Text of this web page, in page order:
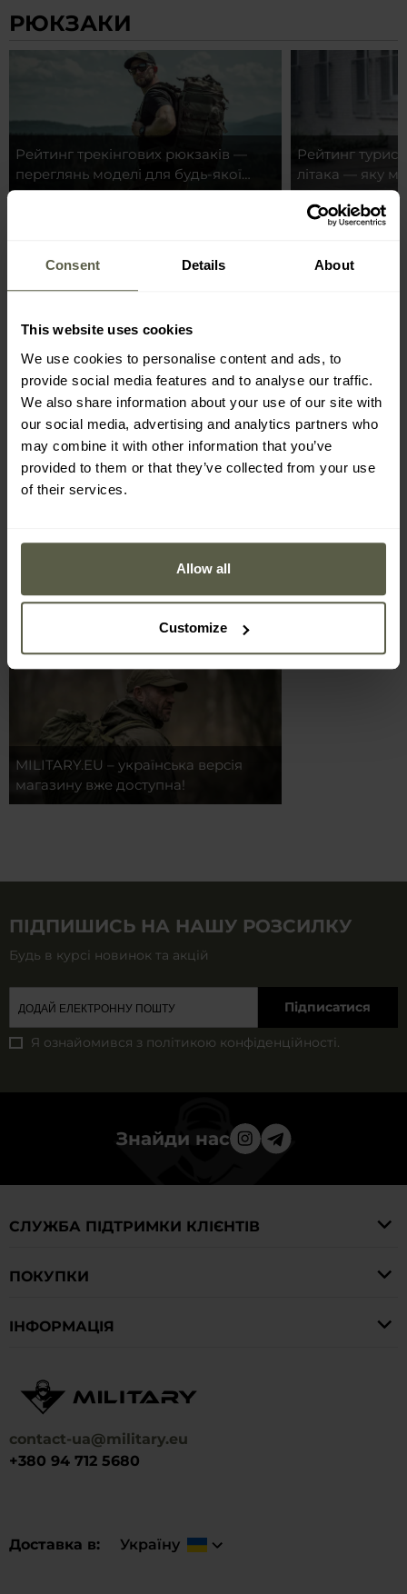
Consent Details About
This website uses cookies
We use cookies to personalise content and ads, to
provide social media features and to analyse our traffic.
We also share information about your use of our site with
our social media, advertising and analytics partners who
may combine it with other information that you’ve
provided to them or that they’ve collected from your use
of their services.
Allow all
Customize
РЮКЗАКИ
Рейтинг трекінгових рюкзаків —
переглянь моделі для будь-якої
подорожі
Рейтинг
літака — яку
ЛІХТАРИКИ ТА ОСВІТЛЕННЯ
Який налобний ліхтарик вибрати
для гір? – ми підкажемо
модель
ТРЕНУВАННЯ ТА СПОРТ
Антисмогова маска для бігу - яку
MILITARY.EU – українська версія
магазину вже доступна!
ПІДПИШИСЬ НА НАШУ РОЗСИЛКУ
Будь в курсі новинок та акцій
Підписатися
Я ознайомився з політикою конфіденційності.
Знайди нас
contact-ua@military.eu
+380 94 712 5680
Доставка в Україну
СЛУЖБА ПІДТРИМКИ КЛІЄНТІВ
ПОКУПКИ
IНФОРМАЦІЯ